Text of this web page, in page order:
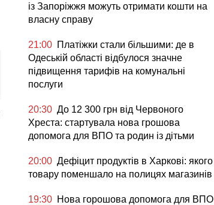
із Запоріжжя можуть отримати кошти на
власну справу
21:00 Платіжки стали більшими: де в
Одеській області відбулося значне
підвищення тарифів на комунальні
послуги
20:30 До 12 300 грн від Червоного
Хреста: стартувала нова грошова
допомога для ВПО та родин із дітьми
20:00 Дефіцит продуктів в Харкові: якого
товару поменшало на полицях магазинів
19:30 Нова горошова допомога для ВПО